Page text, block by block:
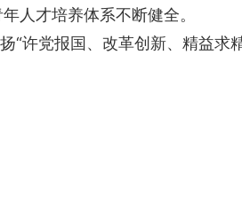
人才培养体系不断健全。
“许党报国、改革创新、精益